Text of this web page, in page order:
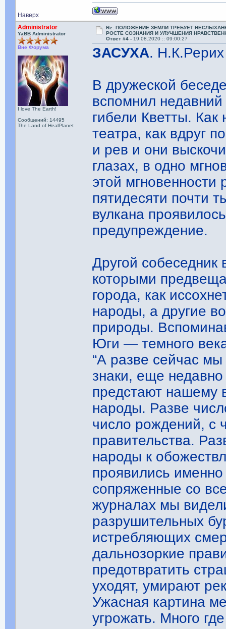
Наверх
Administrator
YaBB Administrator
Вне Форума
I love The Earth!
Сообщений: 14495
The Land of HealPlanet
Re: ПОЛОЖЕНИЕ ЗЕМЛИ ТРЕБУЕТ
РОСТЕ СОЗНАНИЯ И УЛУЧШЕНИЯ
Ответ #4 - 19.08.2020 :: 09:00:27
ЗАСУХА. Н.К.Рерих
В дружеской
вспомнил
гибели Кветты.
театра, как вдруг
и рев и они
глазах, в одно
этой мгновенности
пятидесяти почти
вулкана
предупреждение.
Другой
которыми
города, как
народы, а другие
природы.
Юги — темного
“А разве сейчас
знаки, еще
предстают нашему
народы. Разве
число рождений, с
правительства.
народы к
проявились
сопряженные со
журналах мы
разрушительных
истребляющих
дальнозоркие
предотвратить
уходят, умирают
Ужасная картина
угрожать. Много